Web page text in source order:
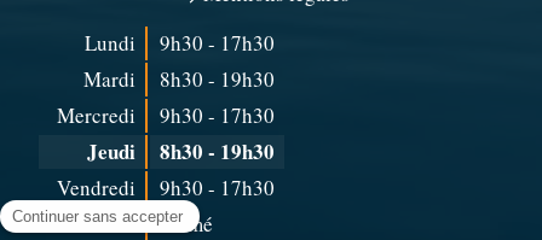
Lundi
9h30 - 17h30
Mardi
8h30 - 19h30
Mercredi
9h30 - 17h30
Jeudi 8h30 - 19h30
Vendredi
9h30 - 17h30
Samedi
Fermé